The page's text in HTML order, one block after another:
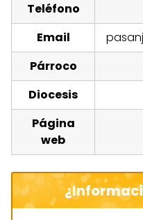
Teléfono
Email
Párroco
Diocesis
Página
web